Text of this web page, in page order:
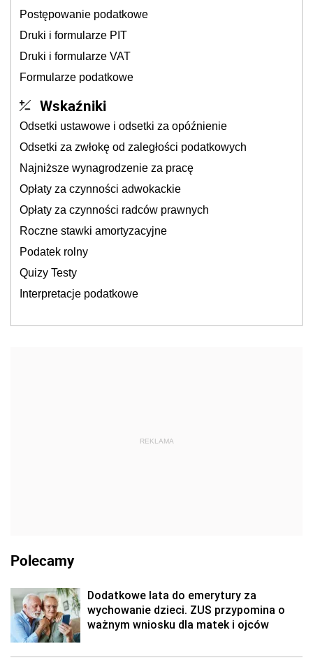
Postępowanie podatkowe
Druki i formularze PIT
Druki i formularze VAT
Formularze podatkowe
Wskaźniki
Odsetki ustawowe i odsetki za opóźnienie
Odsetki za zwłokę od zaległości podatkowych
Najniższe wynagrodzenie za pracę
Opłaty za czynności adwokackie
Opłaty za czynności radców prawnych
Roczne stawki amortyzacyjne
Podatek rolny
Quizy Testy
Interpretacje podatkowe
REKLAMA
Polecamy
Dodatkowe lata do emerytury za
wychowanie dzieci. ZUS przypomina o
ważnym wniosku dla matek i ojców